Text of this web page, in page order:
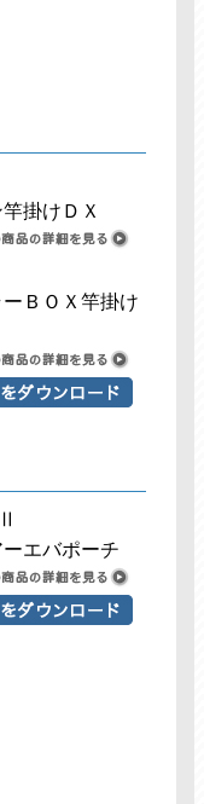
掛けＤＸ
ーＢＯＸ竿掛け
ーエバポーチ